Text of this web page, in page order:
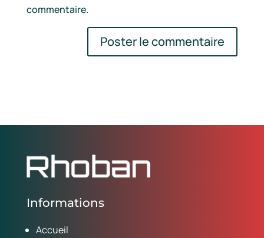
commentaire.
Informations
Accueil